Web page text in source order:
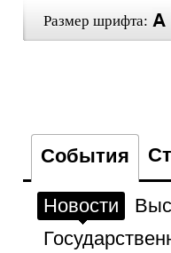
Размер шрифта:
События
Новости